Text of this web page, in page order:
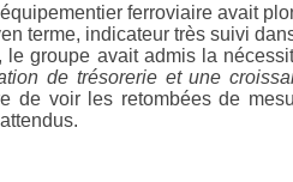
ferroviaire avait
terme, indicateur très suivi
groupe avait admis la
de trésorerie et une
de voir les retombées de